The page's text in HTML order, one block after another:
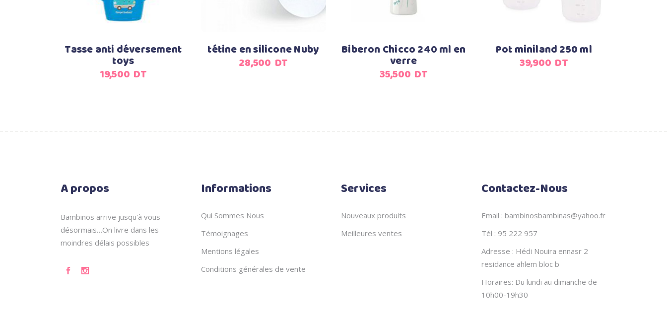
Tasse anti déversement
toys
19,500 DT
tétine en silicone Nuby
28,500 DT
Biberon Chicco 240 ml en
verre
35,500 DT
Pot miniland 250 ml
39,900 DT
A propos
Bambinos arrive jusqu'à vous
désormais…On livre dans les
moindres délais possibles
Informations
Qui Sommes Nous
Témoignages
Mentions légales
Conditions générales de vente
Services
Nouveaux produits
Meilleures ventes
Contactez-Nous
Email : bambinosbambinas@yahoo.fr
Tél : 95 222 957
Adresse : Hédi Nouira ennasr 2
residance ahlem bloc b
Horaires: Du lundi au dimanche de
10h00-19h30